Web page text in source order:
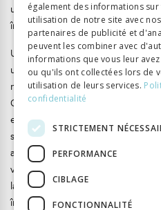
ultim verb în accepţia lui târzie) şi
îndepărtează de acest obicei
Unicitatea strălucitoare a acestui
unui motiv puternic care îi
noastră, exclude ceea ce s-ar
Caelius. Acest motiv ar putea fi
evocativă a formei vulgare
sensul ei primitiv – şi nu medical
acum obişnuită de a mânca este
vitate : dorinţa de a reda într-un
laborioasă de a mânca pâine
înghiţi. Medicul devine scriitor.
également des informations
utilisation de notre site avec nos
partenaires de publicité et
peuvent les combiner avec
informations que vous leur
ou qu'ils ont collectées lors de
utilisation de leurs services.
confidentialité
STRICTEMENT
PERFORMANCE
CIBLAGE
FONCTIONNALITÉ